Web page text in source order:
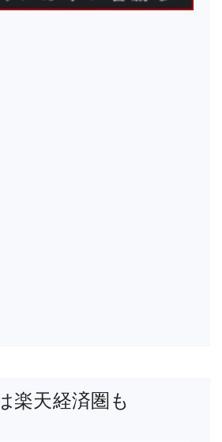
楽天経済圏も